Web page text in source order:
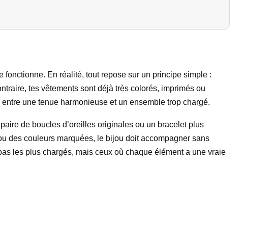
fonctionne. En réalité, tout repose sur un principe simple :
tes vêtements sont déjà très colorés, imprimés ou
une tenue harmonieuse et un ensemble trop chargé.
de boucles d’oreilles originales ou un bracelet plus
des couleurs marquées, le bijou doit accompagner sans
les plus chargés, mais ceux où chaque élément a une vraie